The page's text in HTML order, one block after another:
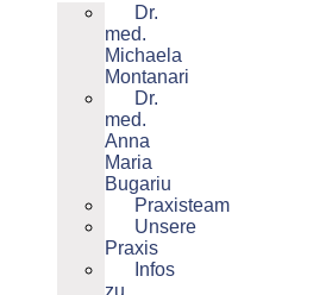
Dr.
med.
Michaela
Montanari
Dr.
med.
Anna
Maria
Bugariu
Praxisteam
Unsere
Praxis
Infos
zu